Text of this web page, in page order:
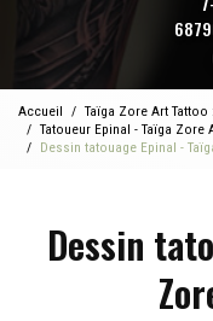
Accueil
Taïga Zore Art
Tatoueur Epinal - Taïga Zore
Dessin tatouage Epinal -
Dessin